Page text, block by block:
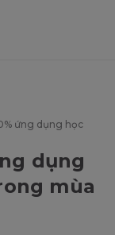
ứng dụng học
dụng
mùa